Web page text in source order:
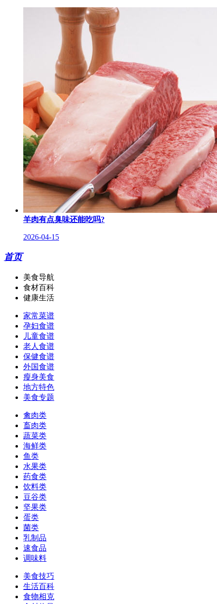
羊肉有点臭味还能吃吗?
2026-04-15
首页
美食导航
食材百科
健康生活
家常菜谱
孕妇食谱
儿童食谱
老人食谱
保健食谱
外国食谱
瘦身美食
地方特色
美食专题
禽肉类
畜肉类
蔬菜类
海鲜类
鱼类
水果类
药食类
饮料类
豆谷类
坚果类
蛋类
菌类
乳制品
速食品
调味料
美食技巧
生活百科
食物相克